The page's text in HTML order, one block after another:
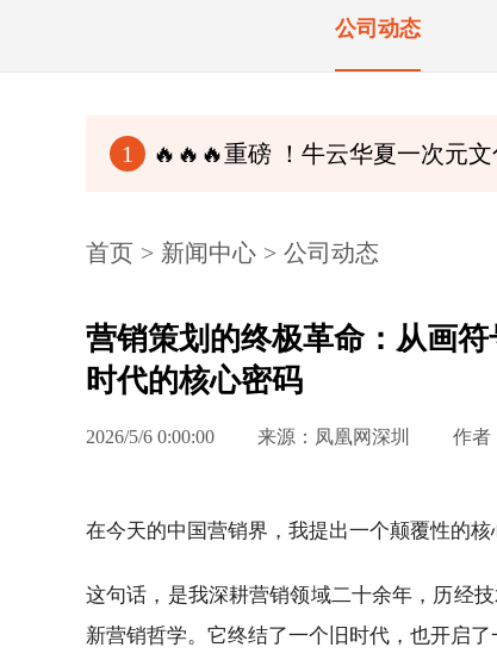
公司动态
1 🔥🔥🔥重磅 ！牛云华夏一次元文化白皮书（完
首页 > 新闻中心 > 公司动态
营销策划的终极革命：从画
时代的核心密码
2026/5/6 0:00:00 来源：凤凰网深圳 作者
在今天的中国营销界，我提出一个颠覆性的核
这句话，是我深耕营销领域二十余年，历经
新营销哲学。它终结了一个旧时代，也开启了